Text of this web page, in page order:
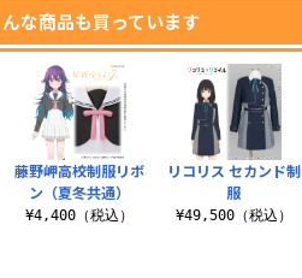
な商品も買っています
リコリス セカンド制
服
¥49,500（税込）
藤野岬高校制服リボ
ン（夏冬共通）
¥4,400（税込）